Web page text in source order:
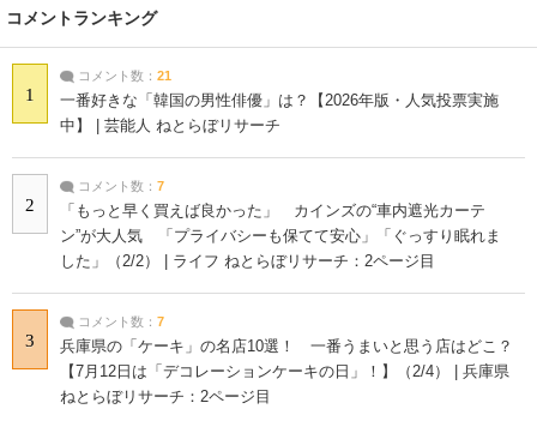
コメントランキング
1
コメント数： 21
一番好きな「韓国の男性俳優」は？【2026年版・人気投票実施
中】 | 芸能人 ねとらぼリサーチ
2
コメント数： 7
「もっと早く買えば良かった」 カインズの“車内遮光カーテ
ン”が大人気 「プライバシーも保てて安心」「ぐっすり眠れま
した」（2/2） | ライフ ねとらぼリサーチ：2ページ目
3
コメント数： 7
兵庫県の「ケーキ」の名店10選！ 一番うまいと思う店はどこ？
【7月12日は「デコレーションケーキの日」！】（2/4） | 兵庫県
ねとらぼリサーチ：2ページ目